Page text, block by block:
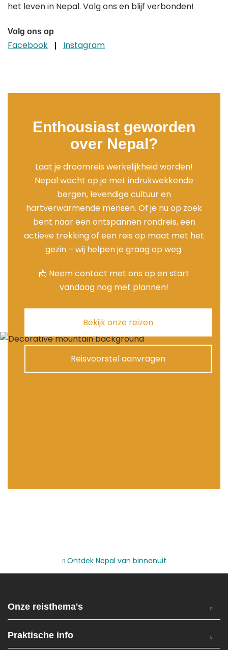
het leven in Nepal. Volg ons en blijf verbonden!
Volg ons op
Facebook Instagram
Enthousiast geworden
over Nepal?
Laat je droomreis werkelijkheid worden!
Nepal wacht op je met indrukwekkende
bergen, levendige cultuur en
hartverwarmende mensen. Of je nu op zoek
bent naar een ontspannen rondreis, een
actieve trekking of een reis op maat met het
gezin – wij helpen je graag op weg.
📩 Neem contact met ons op en start
vandaag nog met plannen!
Bekijk onze reizen
Reisvoorstel aanvragen
Nepal specialist met 20+ jaar ervaring
Ontdek Nepal van binnenuit
Onze reisthema's
Praktische info